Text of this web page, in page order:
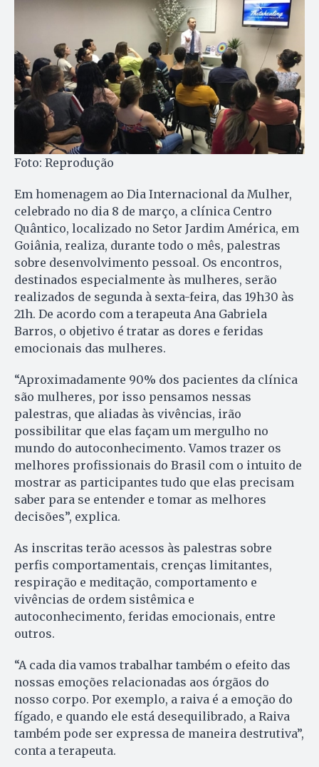
Foto: Reprodução
Em homenagem ao Dia Internacional da Mulher,
celebrado no dia 8 de março, a clínica Centro
Quântico, localizado no Setor Jardim América, em
Goiânia, realiza, durante todo o mês, palestras
sobre desenvolvimento pessoal. Os encontros,
destinados especialmente às mulheres, serão
realizados de segunda à sexta-feira, das 19h30 às
21h. De acordo com a terapeuta Ana Gabriela
Barros, o objetivo é tratar as dores e feridas
emocionais das mulheres.
“Aproximadamente 90% dos pacientes da clínica
são mulheres, por isso pensamos nessas
palestras, que aliadas às vivências, irão
possibilitar que elas façam um mergulho no
mundo do autoconhecimento. Vamos trazer os
melhores profissionais do Brasil com o intuito de
mostrar as participantes tudo que elas precisam
saber para se entender e tomar as melhores
decisões”, explica.
As inscritas terão acessos às palestras sobre
perfis comportamentais, crenças limitantes,
respiração e meditação, comportamento e
vivências de ordem sistêmica e
autoconhecimento, feridas emocionais, entre
outros.
“A cada dia vamos trabalhar também o efeito das
nossas emoções relacionadas aos órgãos do
nosso corpo. Por exemplo, a raiva é a emoção do
fígado, e quando ele está desequilibrado, a Raiva
também pode ser expressa de maneira destrutiva”,
conta a terapeuta.